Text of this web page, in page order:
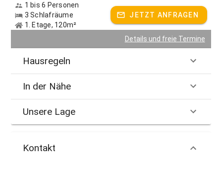
1 bis 6 Personen
3 Schlafräume
1. Etage, 120m²
JETZT ANFRAGEN
Details und freie Termine
Hausregeln
In der Nähe
Unsere Lage
Kontakt